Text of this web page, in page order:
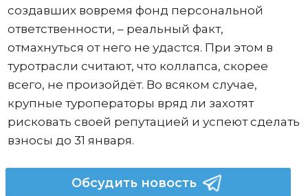
создавших вовремя фонд персональной
ответственности, – реальный факт,
отмахнуться от него не удастся. При этом в
туротрасли считают, что коллапса, скорее
всего, не произойдёт. Во всяком случае,
крупные туроператоры вряд ли захотят
рисковать своей репутацией и успеют сделать
взносы до 31 января.
Обсудить новость